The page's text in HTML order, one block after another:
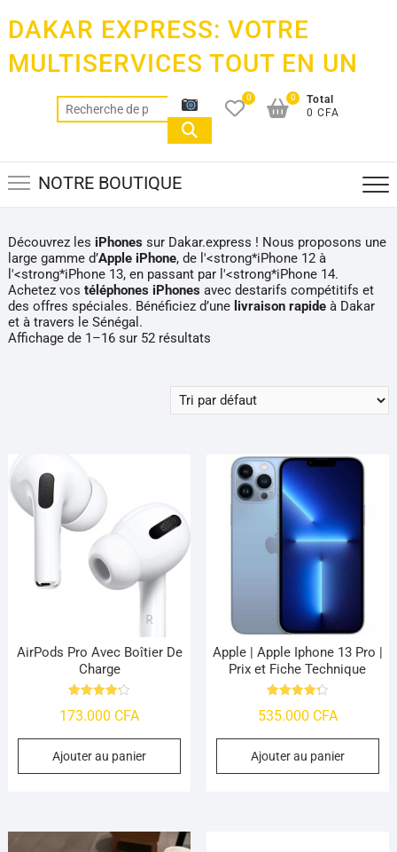
content
DAKAR EXPRESS: VOTRE
MULTISERVICES TOUT EN UN
Recherche
pour :
0
Total
0 CFA
0
NOTRE BOUTIQUE
Découvrez les iPhonessur Dakar.express ! Nous proposons une
large gamme d’Apple iPhone, de l'<strong*iPhone 12 à
l'<strong*iPhone 13, en passant par l'<strong*iPhone 14.
Achetez vos téléphones iPhonesavec destarifs compétitifs et
des offres spéciales. Bénéficiez d’une livraison rapideà Dakar
et à travers le Sénégal.
Affichage de 1–16 sur 52 résultats
AirPods Pro Avec Boîtier De
Charge
4.25
173.000 CFA
Ajouter au panier
Apple | Apple Iphone 13 Pro |
Prix et Fiche Technique
4.29
535.000 CFA
Ajouter au panier